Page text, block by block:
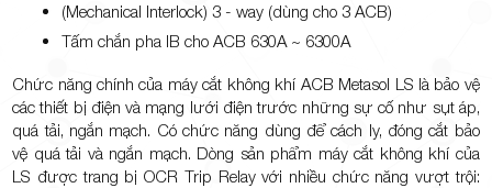
(Mechanical Interlock) 3 - way (dùng cho 3 ACB)
Tấm chắn pha IB cho ACB 630A ~ 6300A
Chức năng chính của máy cắt không khí ACB Metasol LS là bảo vệ
các thiết bị điện và mạng lưới điện trước những sự cố như sụt áp,
quá tải, ngắn mạch. Có chức năng dùng để cách ly, đóng cắt bảo
vệ quá tải và ngắn mạch. Dòng sản phẩm máy cắt không khí của
LS được trang bị OCR Trip Relay với nhiều chức năng vượt trội: